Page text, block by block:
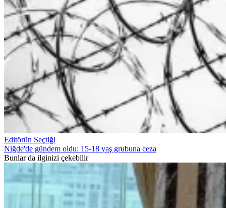
Editörün Seçtiği
Niğde'de gündem oldu: 15-18 yaş grubuna ceza
Bunlar da ilginizi çekebilir